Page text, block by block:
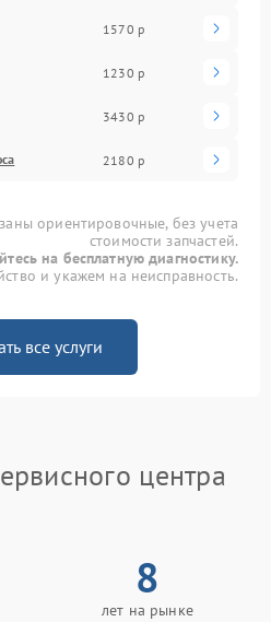
1570 р
1230 р
3430 р
2180 р
ориентировочные, без учета
стоимости запчастей.
на бесплатную диагностику.
и укажем на неисправность.
все услуги
центра
8
лет на рынке